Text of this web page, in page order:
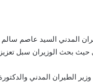
المدني السيد عاصم
حيث بحث الوزيران سبل
الطيران المدني